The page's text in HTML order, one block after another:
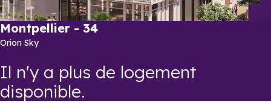
Montpellier - 34
Orion Sky
Il n'y a plus de logement
disponible.